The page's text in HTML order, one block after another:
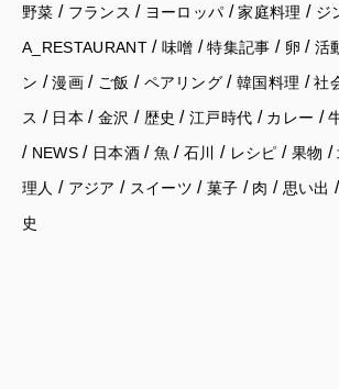
野菜 / フランス / ヨーロッパ /家庭料理 / ジ
A_RESTAURANT/ 味噌 /特集記事 / 卵 / 活
ン /漫画/ ご飯 / ペアリング /韓国料理 /社
ス / 日本 / 金沢 / 歴史 /江戸時代 / カレー /
/ NEWS/ 日本酒/ 魚 /石川 / レシピ / 果物 /
理人 / アジア / スイーツ / 菓子 / 肉 / 思い出 /
史